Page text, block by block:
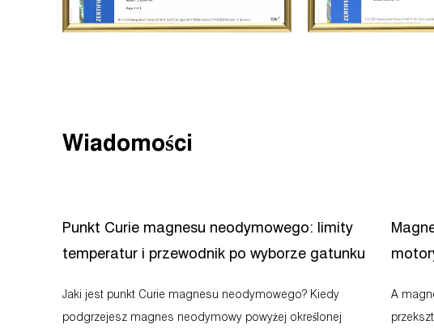
Wiadomości
Punkt Curie magnesu neodymowego: limity
temperatur i przewodnik po wyborze gatunku
Jaki jest punkt Curie magnesu neodymowego? Kiedy
podgrzejesz magnes neodymowy powyżej określonej
A magnes czujnika jest decydującym elementem